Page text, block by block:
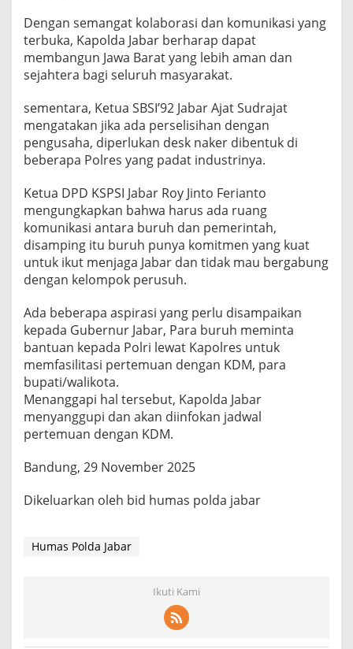
Dengan semangat kolaborasi dan komunikasi yang
terbuka, Kapolda Jabar berharap dapat
membangun Jawa Barat yang lebih aman dan
sejahtera bagi seluruh masyarakat.
sementara, Ketua SBSI’92 Jabar Ajat Sudrajat
mengatakan jika ada perselisihan dengan
pengusaha, diperlukan desk naker dibentuk di
beberapa Polres yang padat industrinya.
Ketua DPD KSPSI Jabar Roy Jinto Ferianto
mengungkapkan bahwa harus ada ruang
komunikasi antara buruh dan pemerintah,
disamping itu buruh punya komitmen yang kuat
untuk ikut menjaga Jabar dan tidak mau bergabung
dengan kelompok perusuh.
Ada beberapa aspirasi yang perlu disampaikan
kepada Gubernur Jabar, Para buruh meminta
bantuan kepada Polri lewat Kapolres untuk
memfasilitasi pertemuan dengan KDM, para
bupati/walikota.
Menanggapi hal tersebut, Kapolda Jabar
menyanggupi dan akan diinfokan jadwal
pertemuan dengan KDM.
Bandung, 29 November 2025
Dikeluarkan oleh bid humas polda jabar
Humas Polda Jabar
Ikuti Kami